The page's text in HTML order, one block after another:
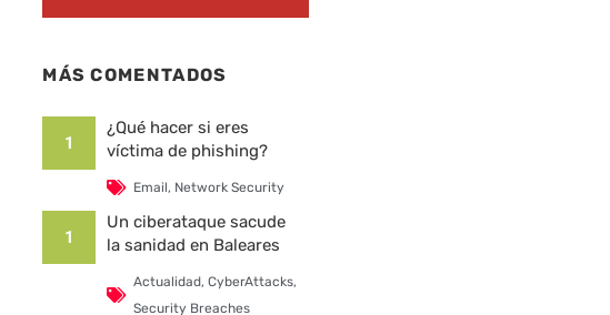
MÁS COMENTADOS
1
¿Qué hacer si eres
víctima de phishing?
Email, Network Security
1
Un ciberataque sacude
la sanidad en Baleares
Actualidad, CyberAttacks,
Security Breaches